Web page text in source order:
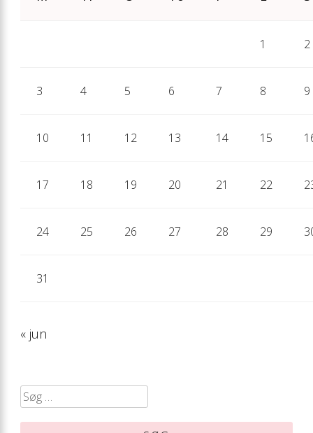
1 2
3 4 5 6 7 8 9
10 11 12 13 14 15
17 18 19 20 21 22
24 25 26 27 28 29
31
« jun
Søg
efter: